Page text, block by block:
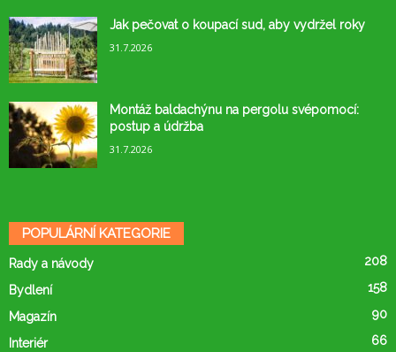
Jak pečovat o koupací sud, aby vydržel roky
31.7.2026
Montáž baldachýnu na pergolu svépomocí:
postup a údržba
31.7.2026
POPULÁRNÍ KATEGORIE
Rady a návody 208
Bydlení 158
Magazín 90
Interiér 66